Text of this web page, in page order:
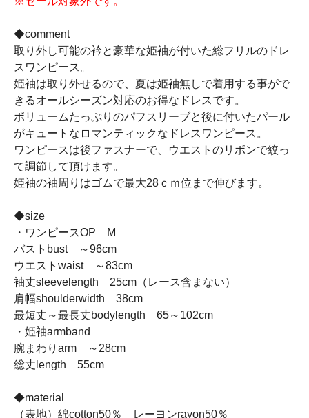
◆comment
取り外し可能の衿と豪華な姫袖が付いた総フリルのドレ
スワンピース。
姫袖は取り外せるので、夏は姫袖無しで着用する事がで
きるオールシーズン対応のお得なドレスです。
ボリュームたっぷりのパフスリーブと後に付いたパール
がキュートなロマンティックなドレスワンピース。
ワンピースは後ファスナーで、ウエストのリボンで絞っ
て調節して頂けます。
姫袖の袖周りはゴムで最大28ｃｍ位まで伸びます。
◆size
・ワンピースOP M
バストbust ～96cm
ウエストwaist ～83cm
袖丈sleevelength 25cm（レース含まない）
肩幅shoulderwidth 38cm
最短丈～最長丈bodylength 65～102cm
・姫袖armband
腕まわりarm ～28cm
総丈length 55cm
◆material
（表地）綿cotton50％ レーヨンrayon50％